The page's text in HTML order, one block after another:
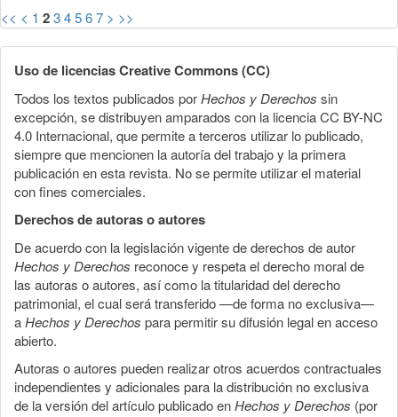
<< < 1 234567 > >>
Uso de licencias Creative Commons (CC)
Todos los textos publicados porHechos y Derechos sin
excepción, se distribuyen amparados con la licencia CC BY-NC
4.0 Internacional, que permite a terceros utilizar lo publicado,
siempre que mencionen la autoría del trabajo y la primera
publicación en esta revista. No se permite utilizar el material
con fines comerciales.
Derechos de autoras o autores
De acuerdo con la legislación vigente de derechos de autor
Hechos y Derechos reconoce y respeta el derecho moral de
las autoras o autores, así como la titularidad del derecho
patrimonial, el cual será transferido —de forma no exclusiva—
aHechos y Derechos para permitir su difusión legal en acceso
abierto.
Autoras o autores pueden realizar otros acuerdos contractuales
independientes y adicionales para la distribución no exclusiva
de la versión del artículo publicado enHechos y Derechos (por